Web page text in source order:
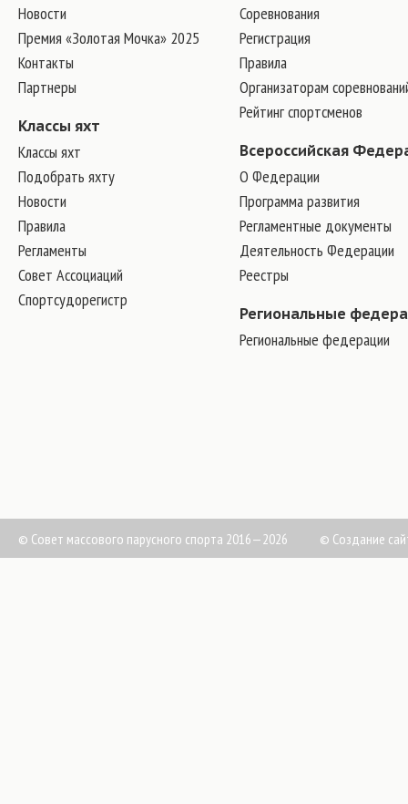
Новости
Премия «Золотая Мочка» 2025
Контакты
Партнеры
Классы яхт
Классы яхт
Подобрать яхту
Новости
Правила
Регламенты
Совет Ассоциаций
Спортсудорегистр
Соревнования
Регистрация
Правила
Организаторам
Рейтинг спортсменов
Всероссийская
О Федерации
Программа развития
Регламентные документы
Деятельность Федерации
Реестры
Региональные
Региональные федерации
© Совет массового парусного спорта 2016—2026 © Создание